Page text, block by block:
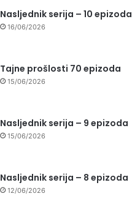
Nasljednik serija – 10 epizoda
16/06/2026
Tajne prošlosti 70 epizoda
15/06/2026
Nasljednik serija – 9 epizoda
15/06/2026
Nasljednik serija – 8 epizoda
12/06/2026